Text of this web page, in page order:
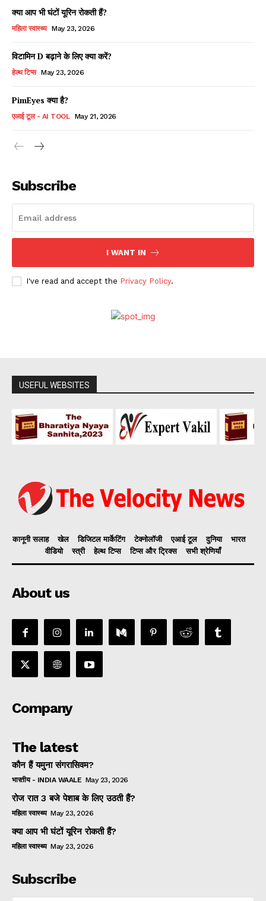
क्या आप भी घंटों यूरिन रोकती हैं?
महिला स्वास्थ्य May 23, 2026
विटामिन D बढ़ाने के लिए क्या करें?
हेल्थ टिप्स May 23, 2026
PimEyes क्या है?
एआई टूल - AI TOOL May 21, 2026
Subscribe
I WANT IN
I've read and accept the Privacy Policy.
USEFUL WEBSITES
कानूनी सलाह खेल डिजिटल मार्केटिंग टेक्नोलॉजी एआई टूल दुनिया
भारत
वीडियो
स्त्री हेल्थ टिप्स टिप्स और ट्रिक्स सभी श्रेणियाँ
About us
Company
The latest
कौन हैं यमुना संगरासिवम?
भारतीय - INDIA WAALE May 23, 2026
रोज रात 3 बजे पेशाब के लिए उठती हैं?
महिला स्वास्थ्य May 23, 2026
क्या आप भी घंटों यूरिन रोकती हैं?
महिला स्वास्थ्य May 23, 2026
Subscribe